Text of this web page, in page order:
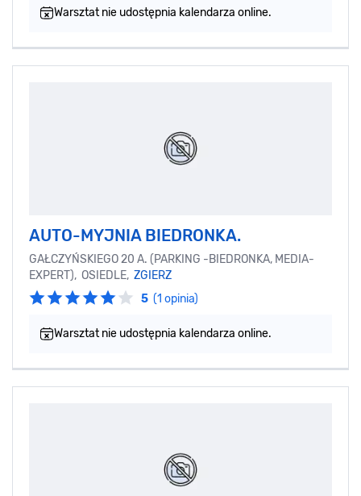
Warsztat nie udostępnia kalendarza online.
AUTO-MYJNIA BIEDRONKA.
GAŁCZYŃSKIEGO 20 A. (PARKING -BIEDRONKA, MEDIA-
EXPERT), OSIEDLE, ZGIERZ
5 (1 opinia)
Warsztat nie udostępnia kalendarza online.